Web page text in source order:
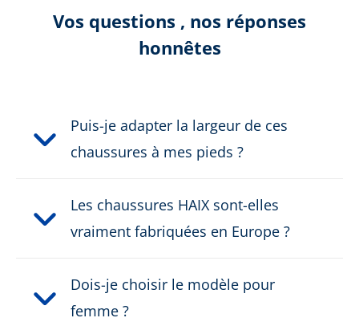
blauw/roze
Matière supérieure: Microfibre / textile
Classe de sécurité: aucune classe de sécurité
Vos questions , nos réponses
honnêtes
Puis-je adapter la largeur de ces
chaussures à mes pieds ?
Les chaussures HAIX sont-elles
vraiment fabriquées en Europe ?
Dois-je choisir le modèle pour
femme ?